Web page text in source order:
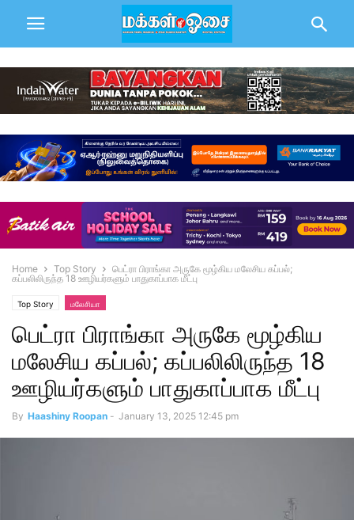
Home Top Story
பெட்ரா பிராங்கா அருகே மூழ்கிய மலேசிய கப்பல்;
கப்பலிலிருந்த 18 ஊழியர்களும் பாதுகாப்பாக மீட்பு
Top Story மலேசியா
பெட்ரா பிராங்கா அருகே மூழ்கிய
மலேசிய கப்பல்; கப்பலிலிருந்த 18
ஊழியர்களும் பாதுகாப்பாக மீட்பு
By Haashiny Roopan - January 13, 2025 12:45 pm